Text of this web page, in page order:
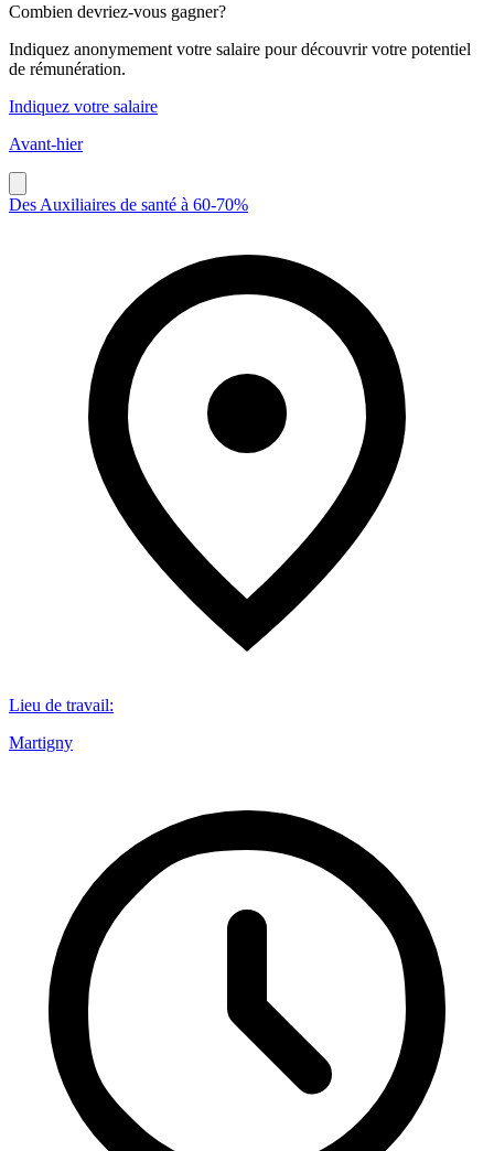
Combien devriez-vous gagner?
Indiquez anonymement votre salaire pour découvrir votre potentiel
de rémunération.
Indiquez votre salaire
Avant-hier
Des Auxiliaires de santé à 60-70%
Lieu de travail:
Martigny